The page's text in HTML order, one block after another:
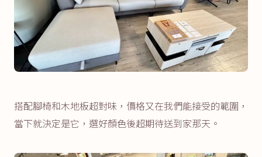
搭配腳椅和木地板超對味，價格又在我們能接受的範圍，
當下就決定是它，選好顏色後超期待送到家那天。